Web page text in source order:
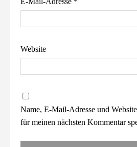
Website
Name, E-Mail-Adresse und
für meinen nächsten Kommentar